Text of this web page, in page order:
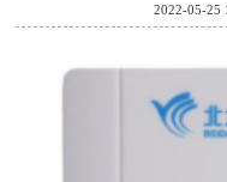
2022-05-25